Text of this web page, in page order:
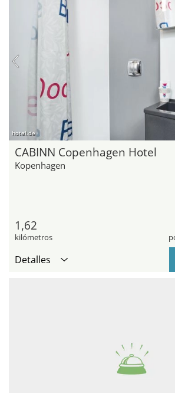
hotel.de
CABINN Copenhagen Hotel
Kopenhagen
1,62
kilómetros
Detalles